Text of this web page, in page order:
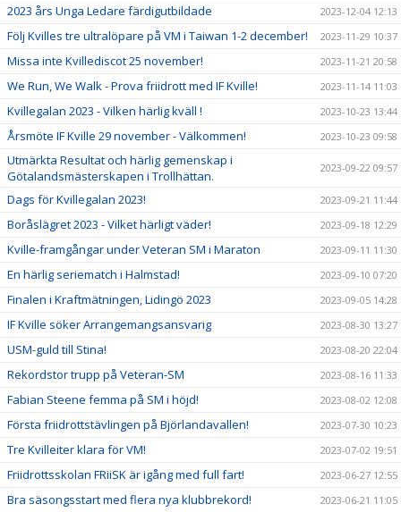
2023 års Unga Ledare färdigutbildade 2023-12-04 12:13
Följ Kvilles tre ultralöpare på VM i Taiwan 1-2 december! 2023-11-29 10:37
Missa inte Kvillediscot 25 november! 2023-11-21 20:58
We Run, We Walk - Prova friidrott med IF Kville! 2023-11-14 11:03
Kvillegalan 2023 - Vilken härlig kväll ! 2023-10-23 13:44
Årsmöte IF Kville 29 november - Välkommen! 2023-10-23 09:58
Utmärkta Resultat och härlig gemenskap i
Götalandsmästerskapen i Trollhättan.
2023-09-22 09:57
Dags för Kvillegalan 2023! 2023-09-21 11:44
Boråslägret 2023 - Vilket härligt väder! 2023-09-18 12:29
Kville-framgångar under Veteran SM i Maraton 2023-09-11 11:30
En härlig seriematch i Halmstad! 2023-09-10 07:20
Finalen i Kraftmätningen, Lidingö 2023 2023-09-05 14:28
IF Kville söker Arrangemangsansvarig 2023-08-30 13:27
USM-guld till Stina! 2023-08-20 22:04
Rekordstor trupp på Veteran-SM 2023-08-16 11:33
Fabian Steene femma på SM i höjd! 2023-08-02 12:08
Första friidrottstävlingen på Björlandavallen! 2023-07-30 10:23
Tre Kvilleiter klara för VM! 2023-07-02 19:51
Friidrottsskolan FRiiSK är igång med full fart! 2023-06-27 12:55
Bra säsongsstart med flera nya klubbrekord! 2023-06-21 11:05